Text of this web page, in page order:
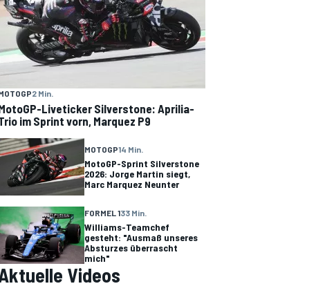
2 Min.
Liveticker Silverstone: Aprilia-
im Sprint vorn, Marquez P9
MOTOGP14 Min.
MotoGP-Sprint Silverstone
2026: Jorge Martin siegt,
Marc Marquez Neunter
FORMEL 133 Min.
Williams-Teamchef
gesteht: "Ausmaß unseres
Absturzes überrascht
mich"
Videos